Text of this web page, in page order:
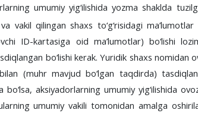
umumiy yig‘ilishida yozma shaklda
vakil qilingan shaxs to‘g‘risidagi
ID-kartasiga oid ma’lumotlar) bo‘lishi
bo‘lishi kerak. Yuridik shaxs nomidan
(muhr mavjud bo‘lgan taqdirda)
bo‘lsa, aksiyadorlarning umumiy yig‘ilishida
umumiy vakili tomonidan amalga